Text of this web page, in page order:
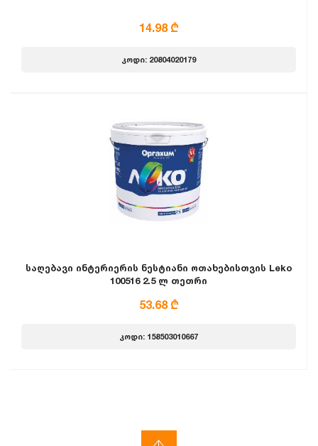
14.98 ₾
კოდი: 20804020179
საღებავი ინტერიერის ნესტიანი ოთახებისთვის Leko
100516 2.5 ლ თეთრი
53.68 ₾
კოდი: 158503010667